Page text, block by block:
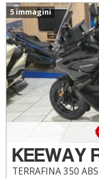
5 immagini
KEEWAY
TERRAFINA 350 ABS